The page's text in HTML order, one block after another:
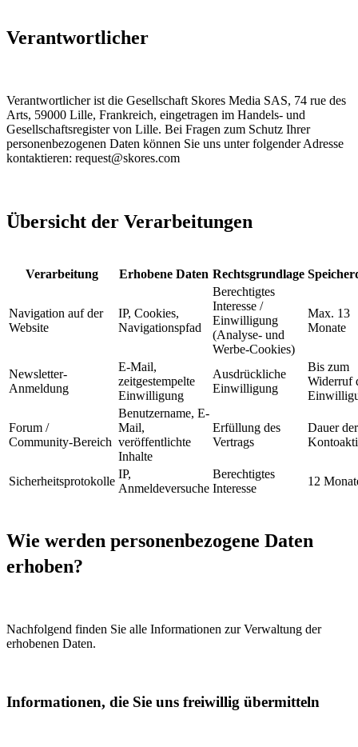
Verantwortlicher
Verantwortlicher ist die Gesellschaft Skores Media SAS, 74 rue des
Arts, 59000 Lille, Frankreich, eingetragen im Handels- und
Gesellschaftsregister von Lille. Bei Fragen zum Schutz Ihrer
personenbezogenen Daten können Sie uns unter folgender Adresse
kontaktieren: request@skores.com
Übersicht der Verarbeitungen
Verarbeitung Erhobene Daten Rechtsgrundlage
Navigation auf der
Website
IP, Cookies,
Navigationspfad
Berechtigtes
Interesse /
Einwilligung
(Analyse- und
Werbe-Cookies)
Max. 13
Monate
Newsletter-
Anmeldung
E-Mail,
zeitgestempelte
Einwilligung
Ausdrückliche
Einwilligung
Bis zum
Widerruf
Forum /
Community-Bereich
Benutzername, E-
Mail,
veröffentlichte
Inhalte
Erfüllung des
Vertrags
Dauer der
Sicherheitsprotokolle
IP,
Anmeldeversuche
Berechtigtes
Interesse
12
Wie werden personenbezogene Daten
erhoben?
Nachfolgend finden Sie alle Informationen zur Verwaltung der
erhobenen Daten.
Informationen, die Sie uns freiwillig übermitteln